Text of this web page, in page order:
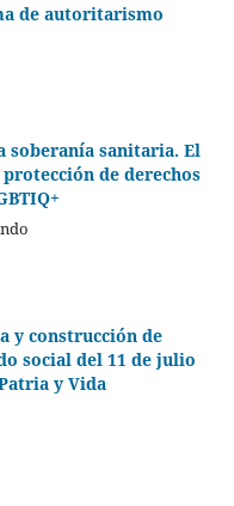
de autoritarismo
soberanía sanitaria. El
protección de derechos
y construcción de
social del 11 de julio
y Vida